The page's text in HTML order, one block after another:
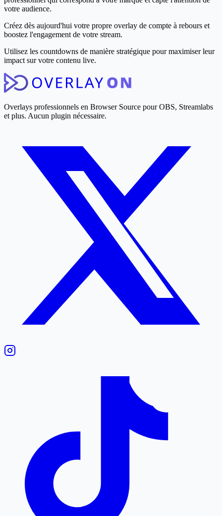
votre audience.
Créez dès aujourd'hui votre propre overlay de compte à rebours et
boostez l'engagement de votre stream.
Utilisez les countdowns de manière stratégique pour maximiser leur
impact sur votre contenu live.
Overlays professionnels en Browser Source pour OBS, Streamlabs
et plus. Aucun plugin nécessaire.